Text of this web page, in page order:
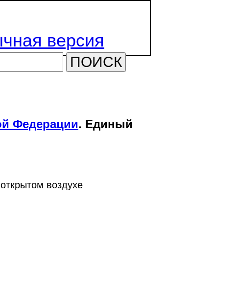
версия
ПОИСК
Федерации. Единый
воздухе